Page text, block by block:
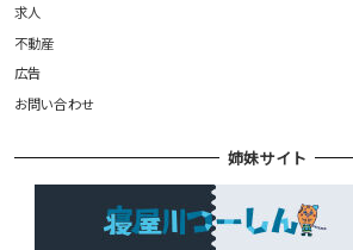
求人
不動産
広告
お問い合わせ
姉妹サイト